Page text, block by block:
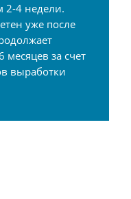
2-4 недели.
уже после
месяцев за счет
выработки